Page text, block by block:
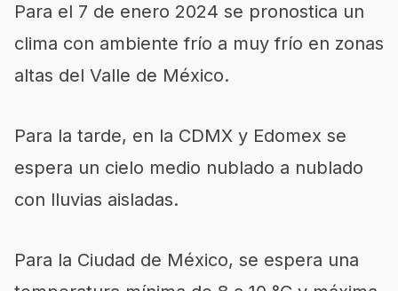
Para el 7 de enero 2024 se pronostica un
clima con ambiente frío a muy frío en zonas
altas del Valle de México.
Para la tarde, en la CDMX y Edomex se
espera un cielo medio nublado a nublado
con lluvias aisladas.
Para la Ciudad de México, se espera una